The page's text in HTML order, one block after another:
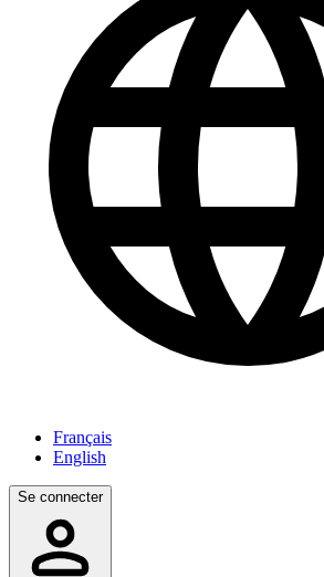
Français
English
Se connecter